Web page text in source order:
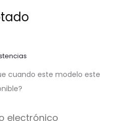
cuando este modelo este